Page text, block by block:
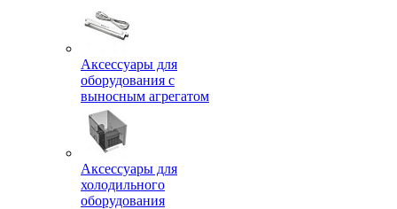
Аксессуары для
оборудования с
выносным агрегатом
Аксессуары для
холодильного
оборудования